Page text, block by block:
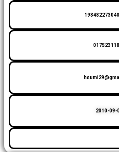
2010-09-